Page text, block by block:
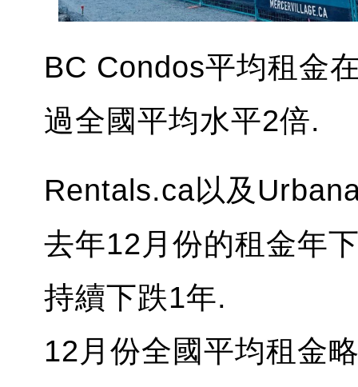
BC Condos平均租金
過全國平均水平2倍.
Rentals.ca以及
去年12月份的租金年
持續下跌1年.
12月份全國平均租金